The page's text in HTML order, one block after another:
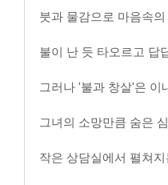
붓과 물감으로 마음속
불이 난 듯 타오르고 답
그러나 '불과 창살'은 이
그녀의 소망만큼 숨은
작은 상담실에서 펼쳐